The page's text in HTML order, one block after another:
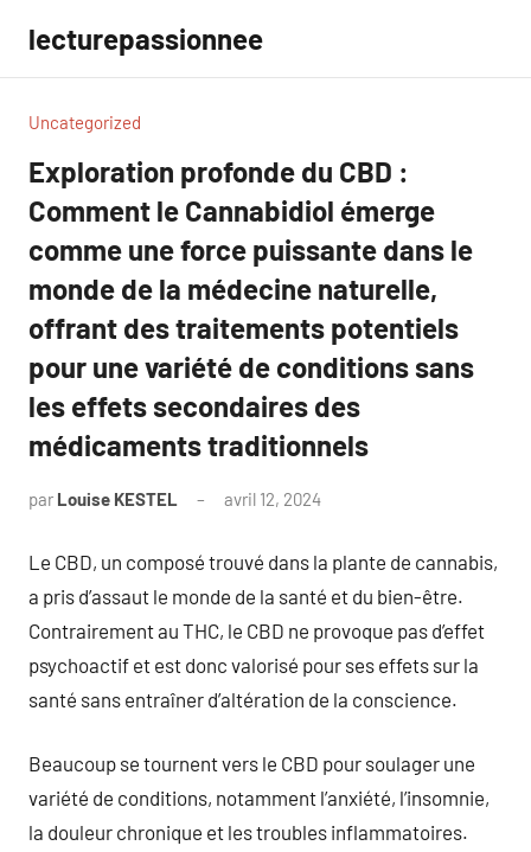
contenu
lecturepassionnee
Uncategorized
Exploration profonde du CBD :
Comment le Cannabidiol émerge
comme une force puissante dans le
monde de la médecine naturelle,
offrant des traitements potentiels
pour une variété de conditions sans
les effets secondaires des
médicaments traditionnels
par Louise KESTEL avril 12, 2024
Le CBD, un composé trouvé dans la plante de cannabis,
a pris d’assaut le monde de la santé et du bien-être.
Contrairement au THC, le CBD ne provoque pas d’effet
psychoactif et est donc valorisé pour ses effets sur la
santé sans entraîner d’altération de la conscience.
Beaucoup se tournent vers le CBD pour soulager une
variété de conditions, notamment l’anxiété, l’insomnie,
la douleur chronique et les troubles inflammatoires.